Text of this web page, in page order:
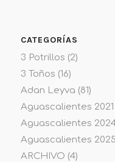
CATEGORÍAS
3 Potrillos (2)
3 Toños (16)
Adan Leyva (81)
Aguascalientes 2021
Aguascalientes
Aguascalientes 2025
ARCHIVO (4)